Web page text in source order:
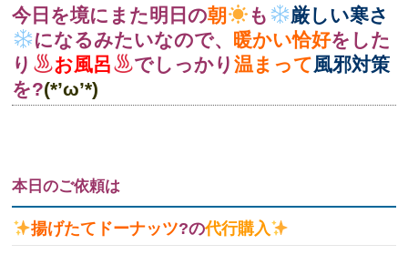
今日を境にまた明日の朝 も
厳しい寒さ
になるみたいなので、
暖かい恰好をした
り
お風呂 でしっかり温まって風邪対策
を?(*’ω’*)
本日のご依頼は
揚げたてドーナッツ?の代行購入